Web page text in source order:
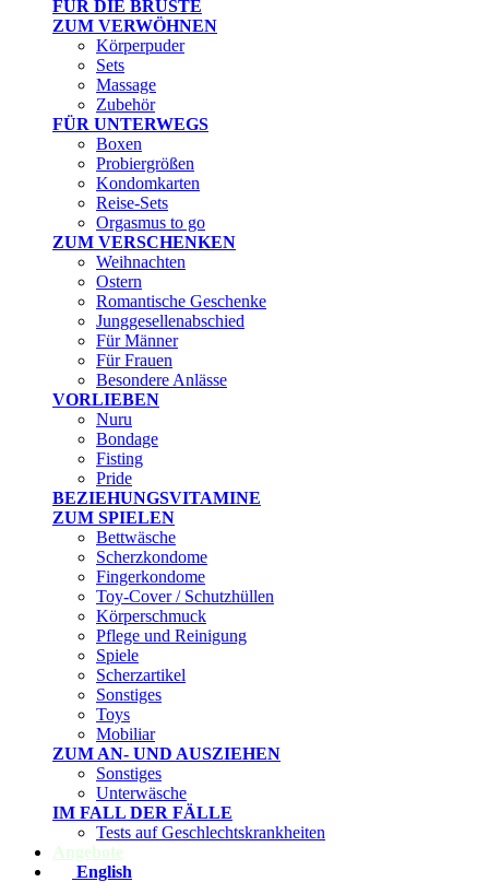
FÜR DIE BRÜSTE
ZUM VERWÖHNEN
Körperpuder
Sets
Massage
Zubehör
FÜR UNTERWEGS
Boxen
Probiergrößen
Kondomkarten
Reise-Sets
Orgasmus to go
ZUM VERSCHENKEN
Weihnachten
Ostern
Romantische Geschenke
Junggesellenabschied
Für Männer
Für Frauen
Besondere Anlässe
VORLIEBEN
Nuru
Bondage
Fisting
Pride
BEZIEHUNGSVITAMINE
ZUM SPIELEN
Bettwäsche
Scherzkondome
Fingerkondome
Toy-Cover / Schutzhüllen
Körperschmuck
Pflege und Reinigung
Spiele
Scherzartikel
Sonstiges
Toys
Mobiliar
ZUM AN- UND AUSZIEHEN
Sonstiges
Unterwäsche
IM FALL DER FÄLLE
Tests auf Geschlechtskrankheiten
Angebote
English